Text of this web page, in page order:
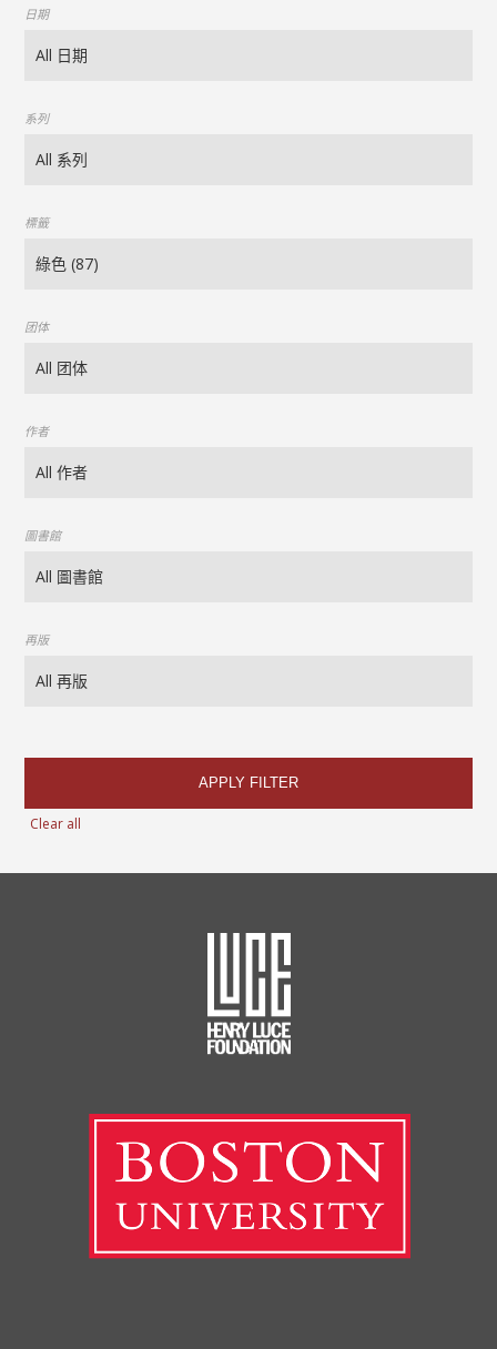
日期
系列
標籤
团体
作者
圖書館
再版
APPLY FILTER
Clear all